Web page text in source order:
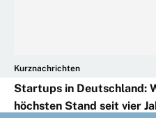
Kurznachrichten
Startups in Deutschland:
höchsten Stand seit vier